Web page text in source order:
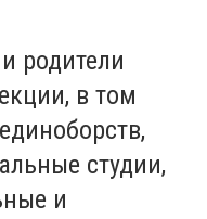
родители
в том
студии,
и